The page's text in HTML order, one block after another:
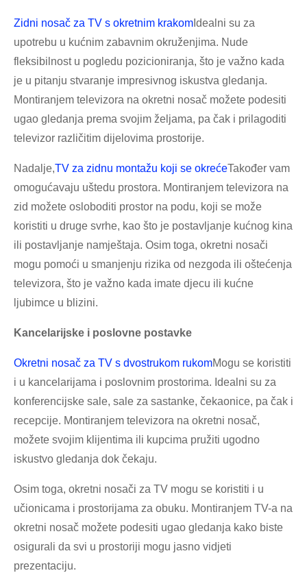
Zidni nosač za TV s okretnim krakom Idealni su za
upotrebu u kućnim zabavnim okruženjima. Nude
fleksibilnost u pogledu pozicioniranja, što je važno kada
je u pitanju stvaranje impresivnog iskustva gledanja.
Montiranjem televizora na okretni nosač možete podesiti
ugao gledanja prema svojim željama, pa čak i prilagoditi
televizor različitim dijelovima prostorije.
Nadalje,TV za zidnu montažu koji se okrećeTakođer vam
omogućavaju uštedu prostora. Montiranjem televizora na
zid možete osloboditi prostor na podu, koji se može
koristiti u druge svrhe, kao što je postavljanje kućnog kina
ili postavljanje namještaja. Osim toga, okretni nosači
mogu pomoći u smanjenju rizika od nezgoda ili oštećenja
televizora, što je važno kada imate djecu ili kućne
ljubimce u blizini.
Kancelarijske i poslovne postavke
Okretni nosač za TV s dvostrukom rukomMogu se koristiti
i u kancelarijama i poslovnim prostorima. Idealni su za
konferencijske sale, sale za sastanke, čekaonice, pa čak i
recepcije. Montiranjem televizora na okretni nosač,
možete svojim klijentima ili kupcima pružiti ugodno
iskustvo gledanja dok čekaju.
Osim toga, okretni nosači za TV mogu se koristiti i u
učionicama i prostorijama za obuku. Montiranjem TV-a na
okretni nosač možete podesiti ugao gledanja kako biste
osigurali da svi u prostoriji mogu jasno vidjeti
prezentaciju.